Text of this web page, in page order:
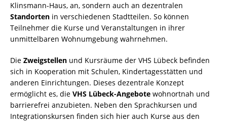
Klinsmann-Haus, an, sondern auch an dezentralen
Standorten in verschiedenen Stadtteilen. So können
Teilnehmer die Kurse und Veranstaltungen in ihrer
unmittelbaren Wohnumgebung wahrnehmen.
Die Zweigstellen und Kursräume der VHS Lübeck befinden
sich in Kooperation mit Schulen, Kindertagesstätten und
anderen Einrichtungen. Dieses dezentrale Konzept
ermöglicht es, die VHS Lübeck-Angebote wohnortnah und
barrierefrei anzubieten. Neben den Sprachkursen und
Integrationskursen finden sich hier auch Kurse aus den